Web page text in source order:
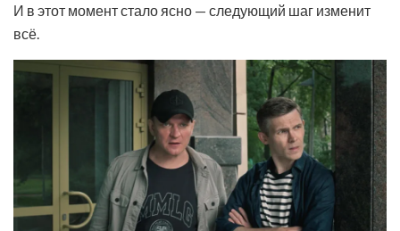
И в этот момент стало ясно — следующий шаг изменит
всё.